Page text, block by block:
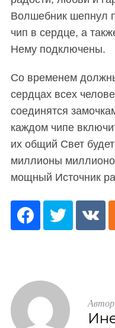
Волшебник шепнул
чип в сердце, а
Нему подключены.
Со временем
сердцах всех
соединятся
каждом чипе
их общий Свет
миллионы
мощный Источник
f
: